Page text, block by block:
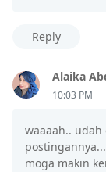
Reply
Alaika
10:03 PM
waaaah..
moga makin